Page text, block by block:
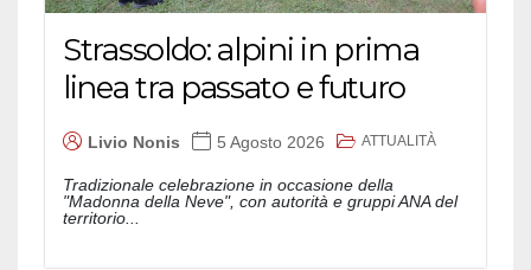
Strassoldo: alpini in prima
linea tra passato e futuro
Livio Nonis 5 Agosto 2026 ATTUALITÀ
Tradizionale celebrazione in occasione della
"Madonna della Neve", con autorità e gruppi ANA del
territorio...